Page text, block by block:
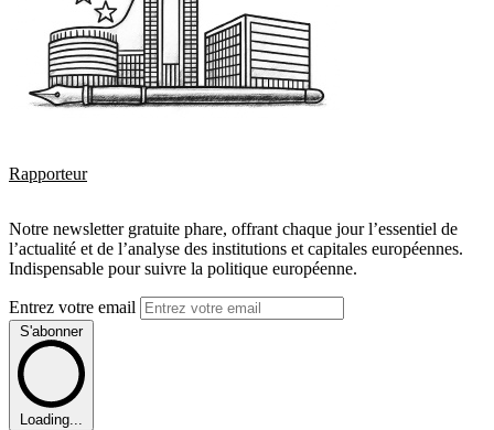
Rapporteur
Notre newsletter gratuite phare, offrant chaque jour l’essentiel de
l’actualité et de l’analyse des institutions et capitales européennes.
Indispensable pour suivre la politique européenne.
Entrez votre email
S'abonner
Loading...